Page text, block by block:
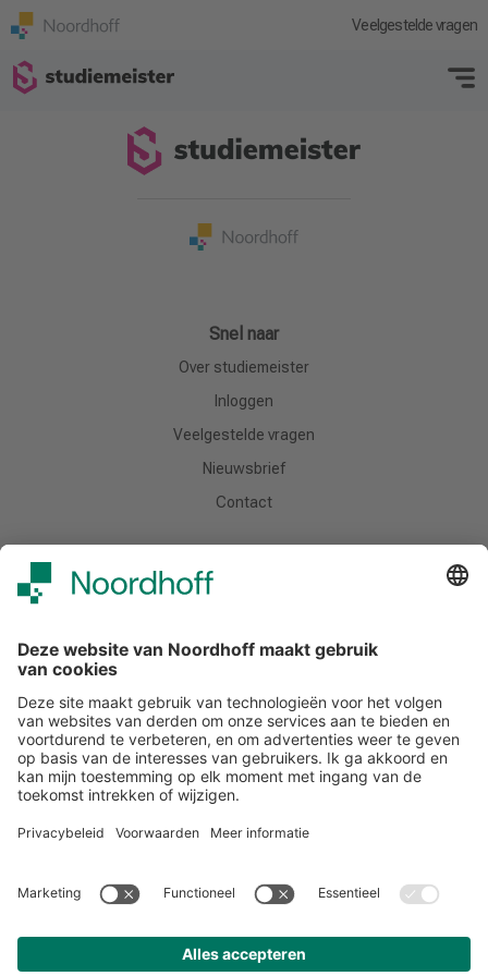
Veelgestelde vragen
HAN Nijmegen
Snel naar
Over studiemeister
Inloggen
Veelgestelde vragen
Nieuwsbrief
Contact
Meer van Noordhoff
Contact
Tel: (0)88 - 522 6830
E-mail: support-studiemeister@noordhoff.nl
Maak kennis met onze accountmanagers